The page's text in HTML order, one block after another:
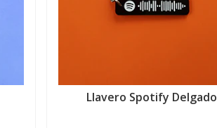
Llavero Spotify Delgado